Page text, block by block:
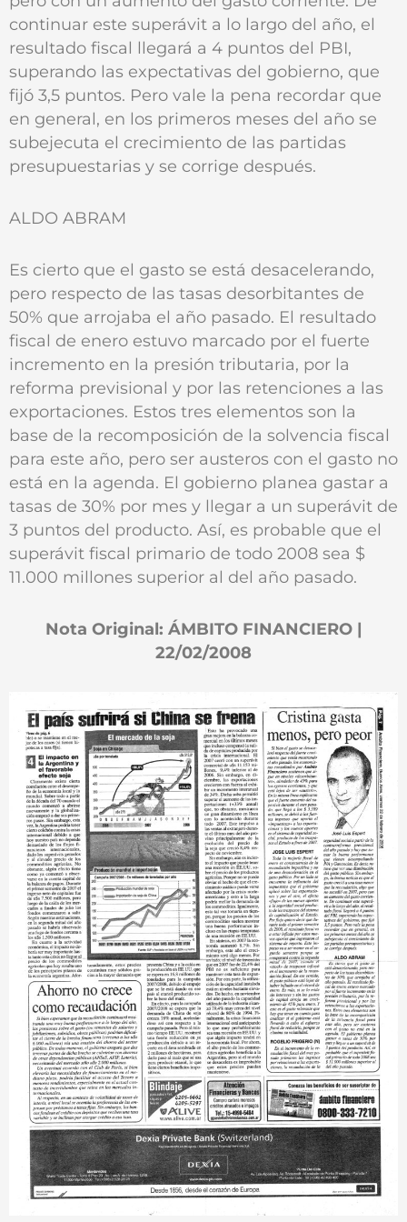
continuar este superávit a lo largo del año, el
resultado fiscal llegará a 4 puntos del PBI,
superando las expectativas del gobierno, que
fijó 3,5 puntos. Pero vale la pena recordar que
en general, en los primeros meses del año se
subejecuta el crecimiento de las partidas
presupuestarias y se corrige después.
ALDO ABRAM
Es cierto que el gasto se está desacelerando,
pero respecto de las tasas desorbitantes de
50% que arrojaba el año pasado. El resultado
fiscal de enero estuvo marcado por el fuerte
incremento en la presión tributaria, por la
reforma previsional y por las retenciones a las
exportaciones. Estos tres elementos son la
base de la recomposición de la solvencia fiscal
para este año, pero ser austeros con el gasto no
está en la agenda. El gobierno planea gastar a
tasas de 30% por mes y llegar a un superávit de
3 puntos del producto. Así, es probable que el
superávit fiscal primario de todo 2008 sea $
11.000 millones superior al del año pasado.
Nota Original: ÁMBITO FINANCIERO |
22/02/2008